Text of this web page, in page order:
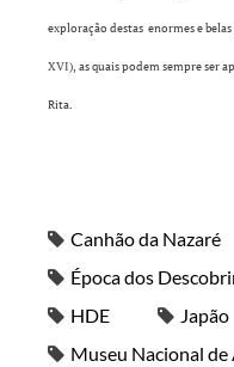
exploração destas enormes e belas
XVI), as quaispodem sempre ser
Rita.
Canhão da Nazaré
Época dos
HDE
Japão
Museu Nacional